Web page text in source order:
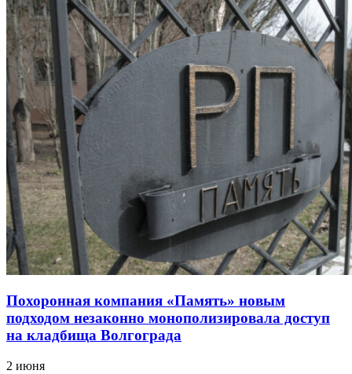
Похоронная компания «Память» новым
подходом незаконно монополизировала доступ
на кладбища Волгограда
2 июня